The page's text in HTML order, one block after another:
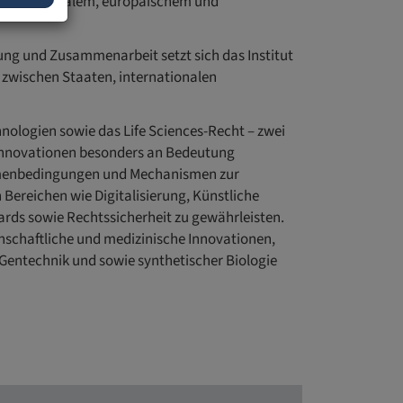
und Zusammenarbeit setzt sich das Institut
Staaten, internationalen
sowie das Life Sciences-Recht – zwei
besonders an Bedeutung
und Mechanismen zur
wie Digitalisierung, Künstliche
sowie Rechtssicherheit zu gewährleisten.
und medizinische Innovationen,
und sowie synthetischer Biologie